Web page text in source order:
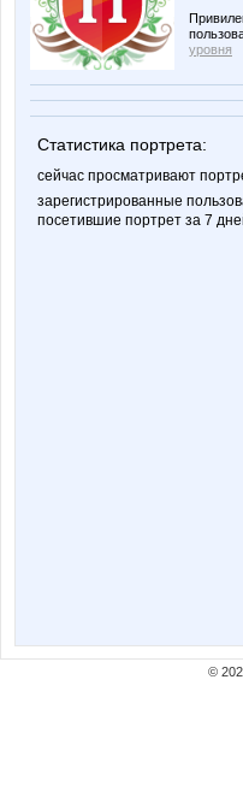
уровня
Статистика портрета:
сейчас просматривают
зарегистрированные
посетившие портрет за 7
©